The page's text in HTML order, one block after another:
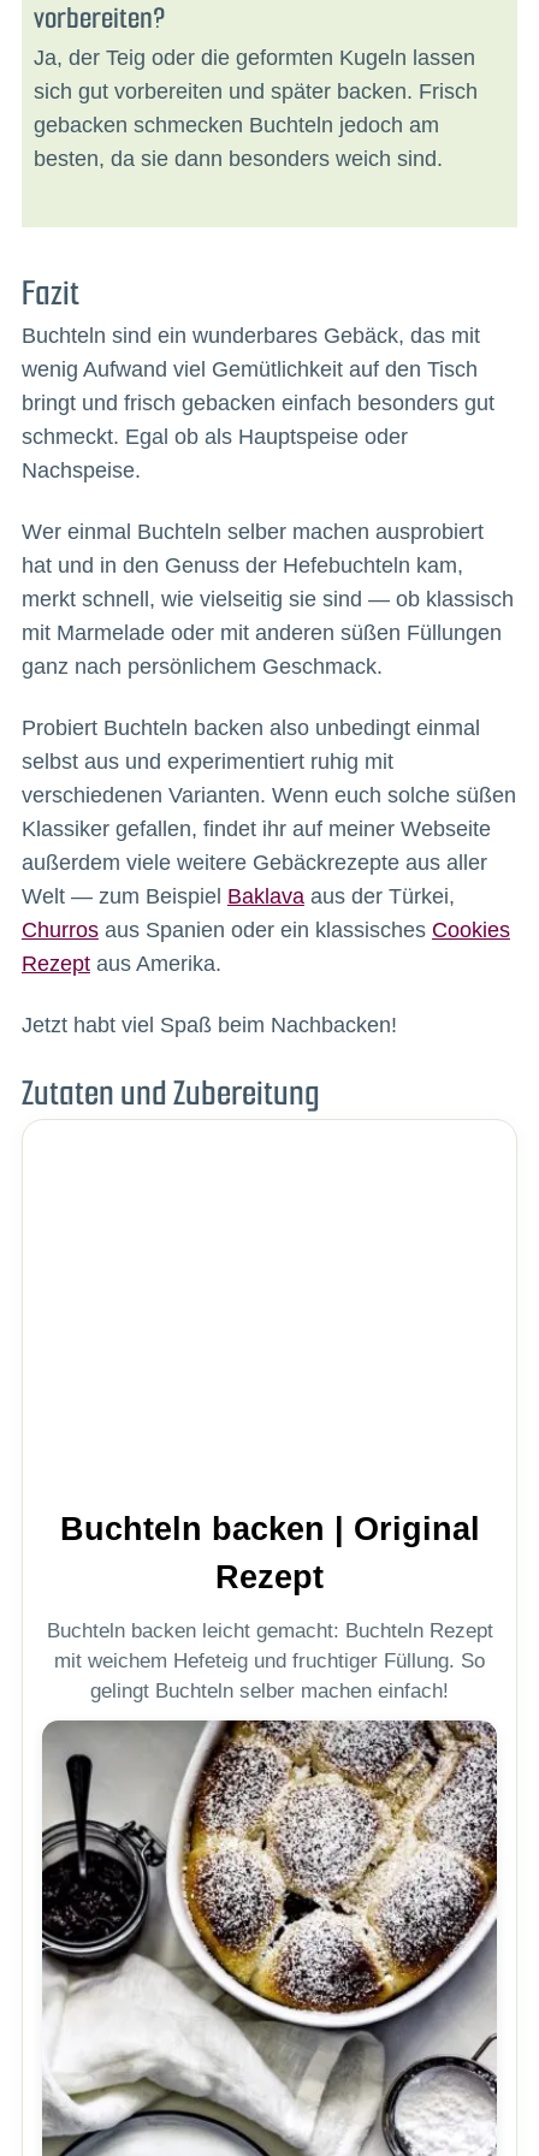
vorbereiten?
Ja, der Teig oder die geformten Kugeln lassen
sich gut vorbereiten und später backen. Frisch
gebacken schmecken Buchteln jedoch am
besten, da sie dann besonders weich sind.
Fazit
Buchteln sind ein wunderbares Gebäck, das mit
wenig Aufwand viel Gemütlichkeit auf den Tisch
bringt und frisch gebacken einfach besonders gut
schmeckt. Egal ob als Hauptspeise oder
Nachspeise.
Wer einmal Buchteln selber machen ausprobiert
hat und in den Genuss der Hefebuchteln kam,
merkt schnell, wie vielseitig sie sind — ob klassisch
mit Marmelade oder mit anderen süßen Füllungen
ganz nach persönlichem Geschmack.
Probiert Buchteln backen also unbedingt einmal
selbst aus und experimentiert ruhig mit
verschiedenen Varianten. Wenn euch solche süßen
Klassiker gefallen, findet ihr auf meiner Webseite
außerdem viele weitere Gebäckrezepte aus aller
Welt — zum Beispiel Baklavaaus der Türkei,
Churrosaus Spanien oder ein klassisches Cookies
Rezeptaus Amerika.
Jetzt habt viel Spaß beim Nachbacken!
Zutaten und Zubereitung
Buchteln backen | Original
Rezept
Buchteln backen leicht gemacht: Buchteln Rezept
mit weichem Hefeteig und fruchtiger Füllung. So
gelingt Buchteln selber machen einfach!